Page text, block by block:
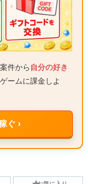
件から 自分の好き
ームに課金しよ
ぐ ›